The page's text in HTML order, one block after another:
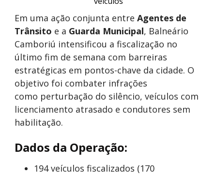
Em uma ação conjunta entre Agentes de
Trânsito e a Guarda Municipal, Balneário
Camboriú intensificou a fiscalização no
último fim de semana com barreiras
estratégicas em pontos-chave da cidade. O
objetivo foi combater infrações
como perturbação do silêncio, veículos com
licenciamento atrasado e condutores sem
habilitação.
Dados da Operação:
194 veículos fiscalizados (170